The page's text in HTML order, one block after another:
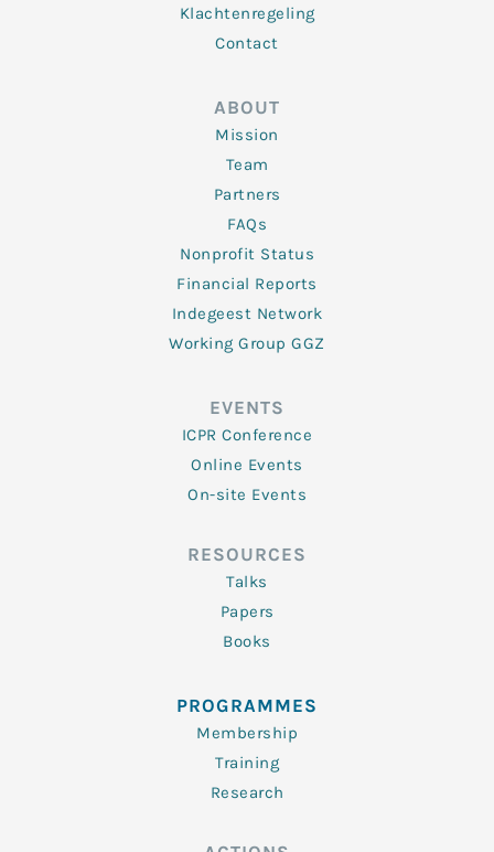
Klachtenregeling
Contact
ABOUT
Mission
Team
Partners
FAQs
Nonprofit Status
Financial Reports
Indegeest Network
Working Group GGZ
EVENTS
ICPR Conference
Online Events
On-site Events
RESOURCES
Talks
Papers
Books
PROGRAMMES
Membership
Training
Research